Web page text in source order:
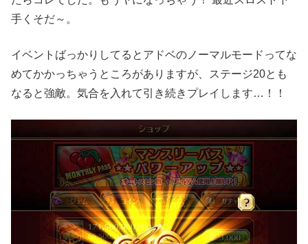
手くそだ～。
イベントばっかりしてるとアドベのノーマルモードってな
めてかかっちゃうところがありますが、ステージ20とも
なると強敵。気合を入れて引き続きプレイします…！！